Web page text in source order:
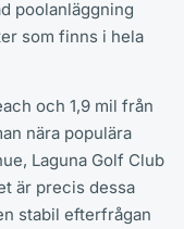
poolanläggning
som finns i hela
och 1,9 mil från
nära populära
Laguna Golf Club
är precis dessa
stabil efterfrågan